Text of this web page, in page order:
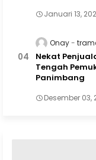
Januari 13,
Onay
Nekat
Tengah
Panimbang
Desember 03,